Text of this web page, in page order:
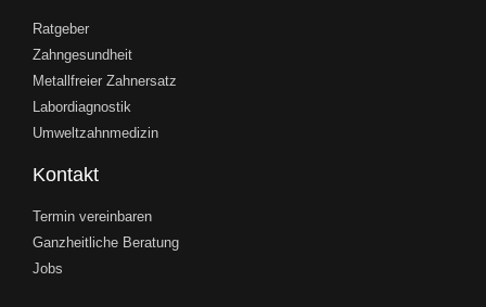
Ratgeber
Zahngesundheit
Metallfreier Zahnersatz
Labordiagnostik
Umweltzahnmedizin
Kontakt
Termin vereinbaren
Ganzheitliche Beratung
Jobs